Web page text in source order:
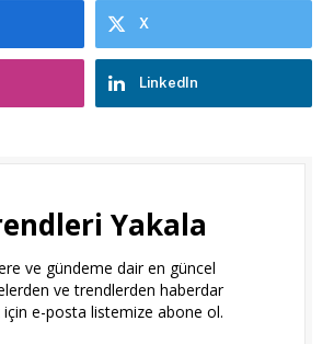
X
LinkedIn
Yakala
ve gündeme dair en güncel
ve trendlerden haberdar
e-posta listemize abone ol.